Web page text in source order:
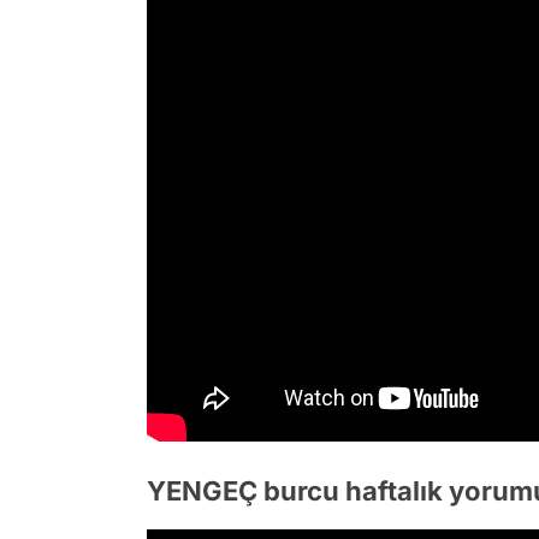
YENGEÇ burcu haftalık